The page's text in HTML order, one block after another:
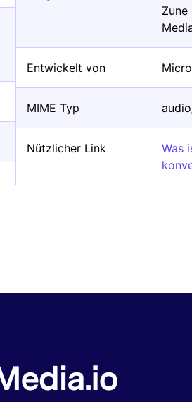
Entwickelt von
MIME Typ
Nützlicher Link
Was